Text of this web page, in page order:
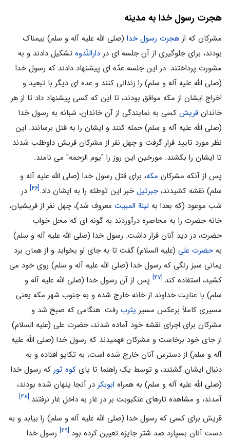
هجرت رسول خدا به مدینه
مشرکان که از هجرت رسول خدا (صلی الله علیه آله و سلم) بیمناک
بودند، برای جلوگیری از آن جلسه ای در دارالنّدوه تشکیل دادند و به
مشورت پرداختند. در این جلسه عدّه ای پیشنهاد دادند که رسول خدا
(صلی الله علیه آله و سلم) را زندانی کنند و عده ای دیگر با تبعید و
اخراج ایشان از مکه موافق بودند، تا این که کسی پیشنهاد داد تا از هر
خاندان قریش کسی به نمایندگی از آن خاندان، شبانه به رسول خدا
(صلی الله علیه آله و سلم) حمله کنند و ایشان را به قتل برسانند. این
نظر مورد تایید قرار گرفت و چهل نفر از مشرکان قریش داوطلب شدند
تا ایشان را بکشند. مورخین این روز را "یوم الزحمه" می نامند.
پس از آنکه مشرکان مکه، برای قتل رسول خدا (صلی الله علیه آله و
سلم) نقشه کشیدند،جبرئیلخبر این توطئه را به ایشان داد.[۴۶]
در
شب موعود (که بعدا به لیلة المبیت معروف شد)، چهل نفر از قریشیان،
خانه حضرت را به محاصره درآوردند به گونه ای که محل خواب
حضرت، در دید آنان قرار داشت. رسول خدا (صلی الله علیه آله و سلم)
بهحضرت علی (علیه السلام) گفت تا به جای او بخوابد و از همان برد
یمانی سبز رنگی که رسول خدا (صلی الله علیه آله و سلم) روی خود می
کشید، استفاده کند.[۴۷]
پس از آن رسول خدا (صلی الله علیه آله و
سلم) با عنایت خداوند از خانه خارج شده و به جنوب شهر مکه یعنی
مسیری کاملاً برعکس مسیر یثرب رفت. هنگامی که صبح شد و
مشرکان برای اجرای نقشه خود آماده شدند، حضرت علی (علیه السلام)
از جای خود برخاست و مشرکان فهمیدند که رسول خدا (صلی الله علیه
آله و سلم) از دسترس آنان خارج شده است، به تکاپو افتاده و به
دنبال ایشان گشتند، و توسط یک راهنما تا پای کوه ثور که رسول خدا
(صلی الله علیه آله و سلم) به همراه ابوبکر در آنجا پنهان شده بودند،
آمدند، و مشاهده تارهای عنکبوبت بر در غار به داخل غار نرفتند.[۴۸]
قریش برای کسی که رسول خدا (صلی الله علیه آله و سلم) را بیابد و به
دست آنان بسپارد صد شتر جایزه تعیین کرده بود.[۴۹]
رسول خدا